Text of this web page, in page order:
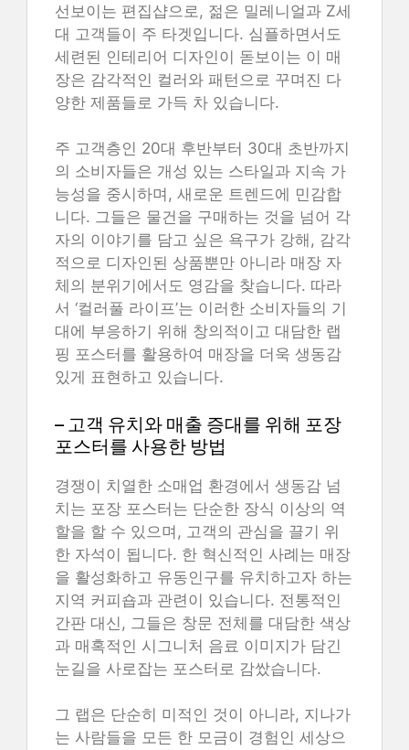
선보이는 편집샵으로, 젊은 밀레니얼과 Z세
대 고객들이 주 타겟입니다. 심플하면서도
세련된 인테리어 디자인이 돋보이는 이 매
장은 감각적인 컬러와 패턴으로 꾸며진 다
양한 제품들로 가득 차 있습니다.
주 고객층인 20대 후반부터 30대 초반까지
의 소비자들은 개성 있는 스타일과 지속 가
능성을 중시하며, 새로운 트렌드에 민감합
니다. 그들은 물건을 구매하는 것을 넘어 각
자의 이야기를 담고 싶은 욕구가 강해, 감각
적으로 디자인된 상품뿐만 아니라 매장 자
체의 분위기에서도 영감을 찾습니다. 따라
서 ‘컬러풀 라이프’는 이러한 소비자들의 기
대에 부응하기 위해 창의적이고 대담한 랩
핑 포스터를 활용하여 매장을 더욱 생동감
있게 표현하고 있습니다.
– 고객 유치와 매출 증대를 위해 포장
포스터를 사용한 방법
경쟁이 치열한 소매업 환경에서 생동감 넘
치는 포장 포스터는 단순한 장식 이상의 역
할을 할 수 있으며, 고객의 관심을 끌기 위
한 자석이 됩니다. 한 혁신적인 사례는 매장
을 활성화하고 유동인구를 유치하고자 하는
지역 커피숍과 관련이 있습니다. 전통적인
간판 대신, 그들은 창문 전체를 대담한 색상
과 매혹적인 시그니처 음료 이미지가 담긴
눈길을 사로잡는 포스터로 감쌌습니다.
그 랩은 단순히 미적인 것이 아니라, 지나가
는 사람들을 모든 한 모금이 경험인 세상으